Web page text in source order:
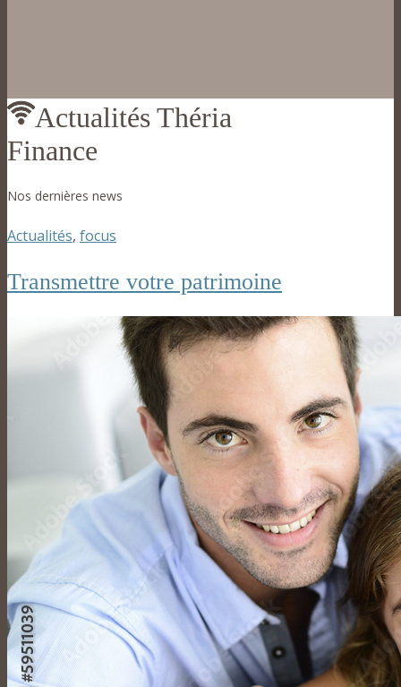
Actualités Théria
Finance
Nos dernières news
Actualités, focus
Transmettre votre patrimoine